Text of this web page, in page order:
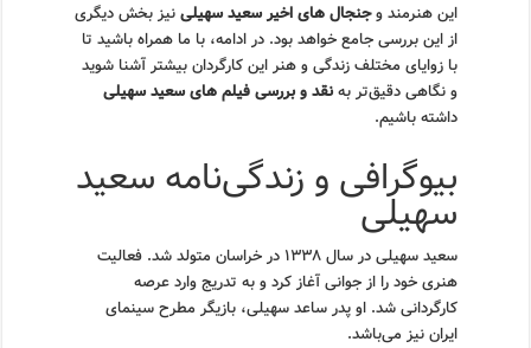
این هنرمند وجنجال های اخیر سعید سهیلینیز بخش دیگری
از این بررسی جامع خواهد بود. در ادامه، با ما همراه باشید تا
با زوایای مختلف زندگی و هنر این کارگردان بیشتر آشنا شوید
و نگاهی دقیق‌تر بهنقد و بررسی فیلم های سعید سهیلی
داشته باشیم.
بیوگرافی و زندگی‌نامه سعید
سهیلی
سعید سهیلی در سال ۱۳۳۸ در خراسان متولد شد. فعالیت
هنری خود را از جوانی آغاز کرد و به تدریج وارد عرصه
کارگردانی شد. او پدر ساعد سهیلی، بازیگر مطرح سینمای
ایران نیز می‌باشد.